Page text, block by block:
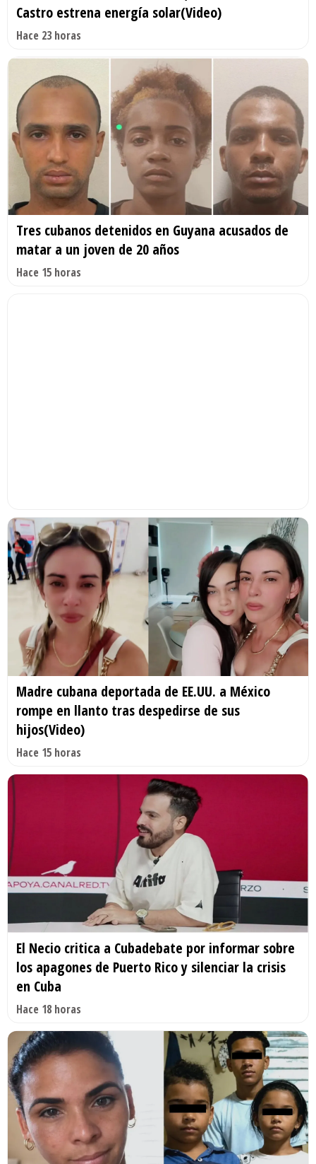
Castro estrena energía solar(Video)
Hace 23 horas
Tres cubanos detenidos en Guyana acusados de
matar a un joven de 20 años
Hace 15 horas
Madre cubana deportada de EE.UU. a México
rompe en llanto tras despedirse de sus
hijos(Video)
Hace 15 horas
El Necio critica a Cubadebate por informar sobre
los apagones de Puerto Rico y silenciar la crisis
en Cuba
Hace 18 horas